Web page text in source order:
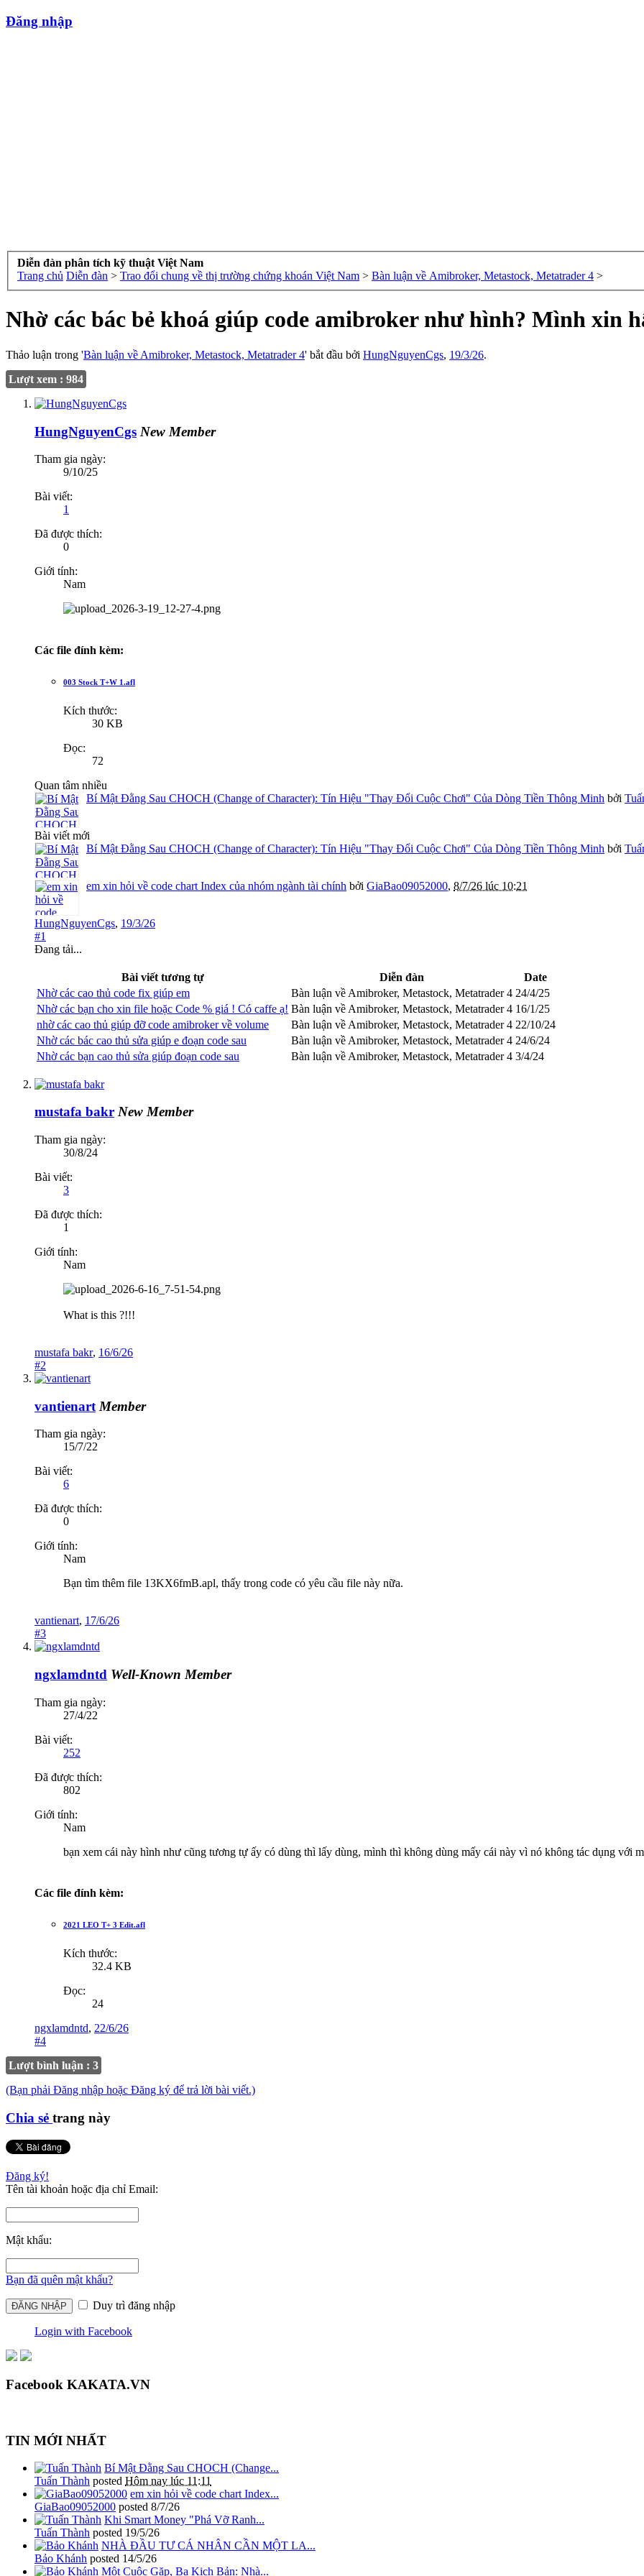
Đăng nhập
Diễn đàn phân tích kỹ thuật Việt Nam
Trang chủ Diễn đàn > Trao đổi chung về thị trường chứng khoán Việt Nam > Bàn luận về Amibroker, Metastock, Metatrader 4 >
Nhờ các bác bẻ khoá giúp code amibroker như hình? Mình xin
Thảo luận trong 'Bàn luận về Amibroker, Metastock, Metatrader 4' bắt đầu bởi HungNguyenCgs, 19/3/26.
Lượt xem : 984
HungNguyenCgs New Member
Tham gia ngày:
9/10/25
Bài viết:
1
Đã được thích:
0
Giới tính:
Nam
Các file đính kèm:
003 Stock T+W 1.afl
Kích thước:
30 KB
Đọc:
72
Quan tâm nhiều
Bí Mật Đằng Sau CHOCH (Change of Character): Tín Hiệu "Thay Đổi Cuộc Chơi" Của Dòng Tiền Thông Minh bởi
Bài viết mới
Bí Mật Đằng Sau CHOCH (Change of Character): Tín Hiệu "Thay Đổi Cuộc Chơi" Của Dòng Tiền Thông Minh bởi
em xin hỏi về code chart Index của nhóm ngành tài chính bởi GiaBao09052000, 8/7/26 lúc 10:21
HungNguyenCgs, 19/3/26
#1
Đang tải...
Bài viết tương tự Diễn đàn
Date
Nhờ các cao thủ code fix giúp em
Bàn luận về Amibroker, Metastock, Metatrader 4 24/4/25
Nhờ các bạn cho xin file hoặc Code % giá ! Có caffe ạ! Bàn luận về Amibroker, Metastock, Metatrader 4 16/1/25
nhờ các cao thủ giúp đỡ code amibroker về volume
Bàn luận về Amibroker, Metastock, Metatrader 4 22/10/24
Nhờ các bác cao thủ sửa giúp e đoạn code sau
Bàn luận về Amibroker, Metastock, Metatrader 4 24/6/24
Nhờ các bạn cao thủ sửa giúp đoạn code sau
Bàn luận về Amibroker, Metastock, Metatrader 4 3/4/24
mustafa bakr New Member
Tham gia ngày:
30/8/24
Bài viết:
3
Đã được thích:
1
Giới tính:
Nam
What is this ?!!!
mustafa bakr, 16/6/26
#2
vantienart Member
Tham gia ngày:
15/7/22
Bài viết:
6
Đã được thích:
0
Giới tính:
Nam
Bạn tìm thêm file 13KX6fmB.apl, thấy trong code có yêu cầu file này nữa.
vantienart, 17/6/26
#3
ngxlamdntd Well-Known Member
Tham gia ngày:
27/4/22
Bài viết:
252
Đã được thích:
802
Giới tính:
Nam
bạn xem cái này hình như cũng tương tự ấy có dùng thì lấy dùng, mình thì không dùng mấy cái này vì nó không tác dụng với
Các file đính kèm:
2021 LEO T+ 3 Edit.afl
Kích thước:
32.4 KB
Đọc:
24
ngxlamdntd, 22/6/26
#4
Lượt bình luận : 3
(Bạn phải Đăng nhập hoặc Đăng ký để trả lời bài viết.)
Chia sẻ trang này
Đăng ký!
Tên tài khoản hoặc địa chỉ Email:
Mật khẩu:
Bạn đã quên mật khẩu?
Duy trì đăng nhập
Login with Facebook
Facebook KAKATA.VN
TIN MỚI NHẤT
Bí Mật Đằng Sau CHOCH (Change...
Tuấn Thành posted Hôm nay lúc 11:11
em xin hỏi về code chart Index...
GiaBao09052000 posted 8/7/26
Khi Smart Money "Phá Vỡ Ranh...
Tuấn Thành posted 19/5/26
NHÀ ĐẦU TƯ CÁ NHÂN CẦN MỘT LA...
Bảo Khánh posted 14/5/26
Một Cuộc Gặp, Ba Kịch Bản: Nhà...